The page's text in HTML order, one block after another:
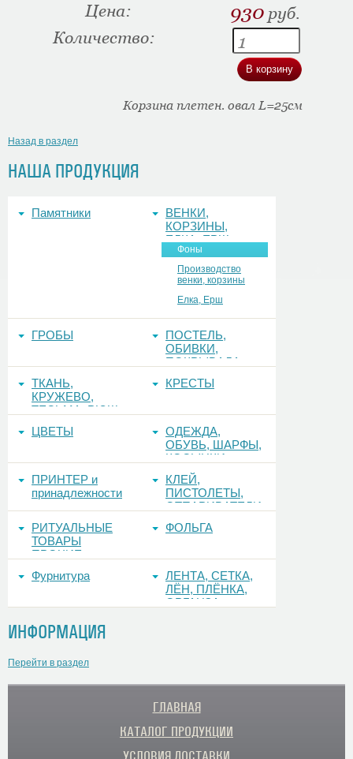
НАША ПРОДУКЦИЯ
Памятники
ВЕНКИ,
КОРЗИНЫ,
ЕЛКА, ЕРШ,
ФОНЫ
Фоны
Производство
венки, корзины
Елка, Ерш
ГРОБЫ
ПОСТЕЛЬ,
ОБИВКИ,
ПОКРЫВАЛА
ТКАНЬ,
КРУЖЕВО,
ТЕСЬМА, РЮШ
КРЕСТЫ
ЦВЕТЫ
ОДЕЖДА,
ОБУВЬ, ШАРФЫ,
КОСЫНКИ
ПРИНТЕР и
принадлежности
КЛЕЙ,
ПИСТОЛЕТЫ,
ОТПАРИВАТЕЛИ
РИТУАЛЬНЫЕ
ТОВАРЫ
ПРОЧИЕ
ФОЛЬГА
Фурнитура
ЛЕНТА, СЕТКА,
ЛЁН, ПЛЁНКА,
ОРГАНЗА
ИНФОРМАЦИЯ
Перейти в раздел
Цена: 930 руб.
Количество:
Корзина плетен. овал L=25см
Назад в раздел
ГЛАВНАЯ
КАТАЛОГ ПРОДУКЦИИ